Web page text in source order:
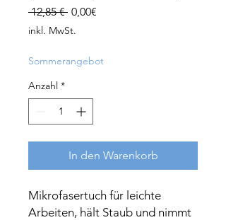
12,85 € Standardpreis
0,00€
inkl. MwSt.
Sommerangebot
Anzahl *
In den Warenkorb
Mikrofasertuch für leichte
Arbeiten, hält Staub und nimmt